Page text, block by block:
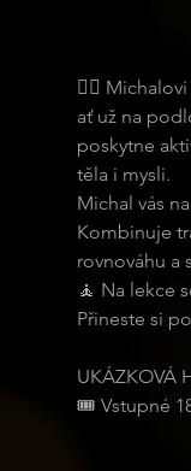
🧘‍♀
ať už na
poskytne
těla i mysli.
Michal vás
Kombinuje
rovnováhu a
🧘 Na lekce
Přineste si
UKÁZKOVÁ
🎟 Vstupné